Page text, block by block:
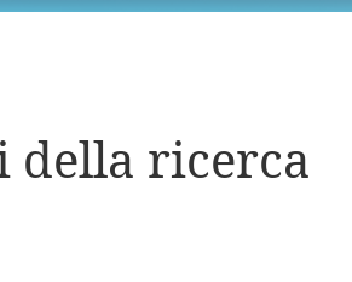
della ricerca